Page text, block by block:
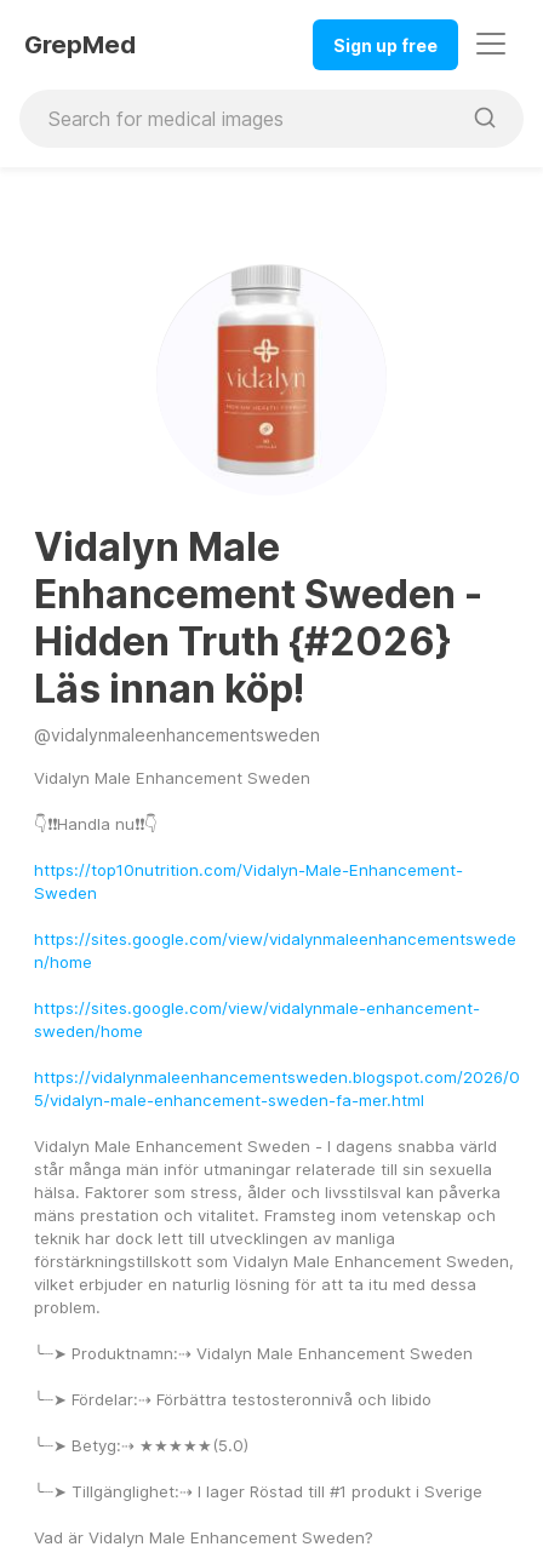
GrepMed Sign up free
Vidalyn Male
Enhancement Sweden -
Hidden Truth {#2026}
Läs innan köp!
@vidalynmaleenhancementsweden
Vidalyn Male Enhancement Sweden
👇❗❗Handla nu❗❗👇
https://top10nutrition.com/Vidalyn-Male-Enhancement-
Sweden
https://sites.google.com/view/vidalynmaleenhancementswede
n/home
https://sites.google.com/view/vidalynmale-enhancement-
sweden/home
https://vidalynmaleenhancementsweden.blogspot.com/2026/0
5/vidalyn-male-enhancement-sweden-fa-mer.html
Vidalyn Male Enhancement Sweden - I dagens snabba värld
står många män inför utmaningar relaterade till sin sexuella
hälsa. Faktorer som stress, ålder och livsstilsval kan påverka
mäns prestation och vitalitet. Framsteg inom vetenskap och
teknik har dock lett till utvecklingen av manliga
förstärkningstillskott som Vidalyn Male Enhancement Sweden,
vilket erbjuder en naturlig lösning för att ta itu med dessa
problem.
╰┈➤ Produktnamn:⇢ Vidalyn Male Enhancement Sweden
╰┈➤ Fördelar:⇢ Förbättra testosteronnivå och libido
╰┈➤ Betyg:⇢ ★★★★★(5.0)
╰┈➤ Tillgänglighet:⇢ I ​​lager Röstad till #1 produkt i Sverige
Vad är Vidalyn Male Enhancement Sweden?